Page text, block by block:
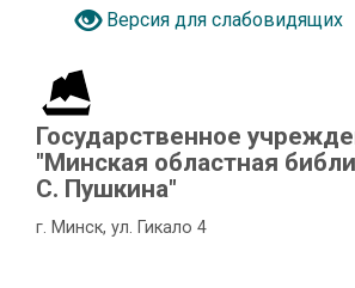
Версия для слабовидящих
Государственное
"Минская областная
С. Пушкина"
г. Минск, ул. Гикало 4